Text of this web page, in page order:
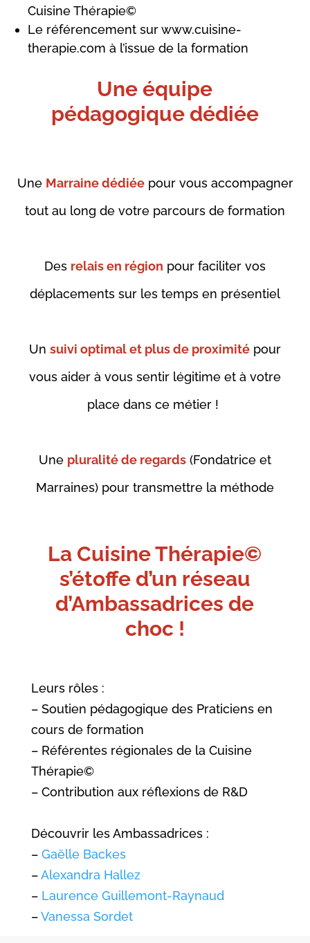
Cuisine Thérapie©
Le référencement sur www.cuisine-
therapie.com à l’issue de la formation
Une équipe
pédagogique dédiée
Une Marraine dédiéepour vous accompagner
tout au long de votre parcours de formation
Des relais en région pour faciliter vos
déplacements sur les temps en présentiel
Un suivi optimal et plus de proximité pour
vous aider à vous sentir légitime et à votre
place dans ce métier !
Une pluralité de regards (Fondatrice et
Marraines) pour transmettre la méthode
La Cuisine Thérapie©
s’étoffe d’un réseau
d’Ambassadrices de
choc !
Leurs rôles :
– Soutien pédagogique des Praticiens en
cours de formation
– Référentes régionales de la Cuisine
Thérapie©
– Contribution aux réflexions de R&D
Découvrir les Ambassadrices :
– Gaëlle Backes
–Alexandra Hallez
– Laurence Guillemont-Raynaud
–Vanessa Sordet